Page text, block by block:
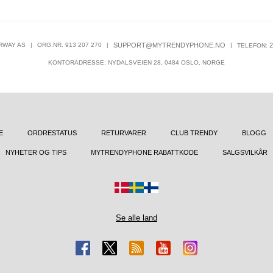
AS | ORG.NR. 913 207 270 | SUPPORT@MYTRENDYPHONE.NO | TELEFON:
KONTORADRESSE: NYDALSVEIEN 28, 0484 OSLO, NORGE
ORDRESTATUS RETURVARER CLUB TRENDY BLOGG
NYHETER OG TIPS MYTRENDYPHONE RABATTKODE SALGSVILKÅR
Se alle land